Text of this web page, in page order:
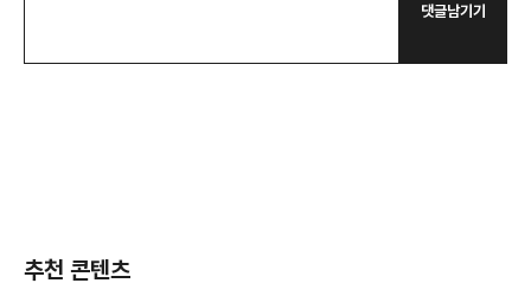
댓글남기기
추천 콘텐츠